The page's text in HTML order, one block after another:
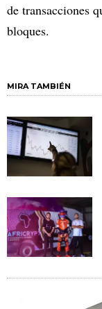
de transacciones
bloques.
MIRA TAMBIÉN